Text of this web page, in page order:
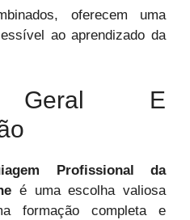
oferecem uma
ao aprendizado da
Geral E
Profissional da
é uma escolha valiosa
formação completa e